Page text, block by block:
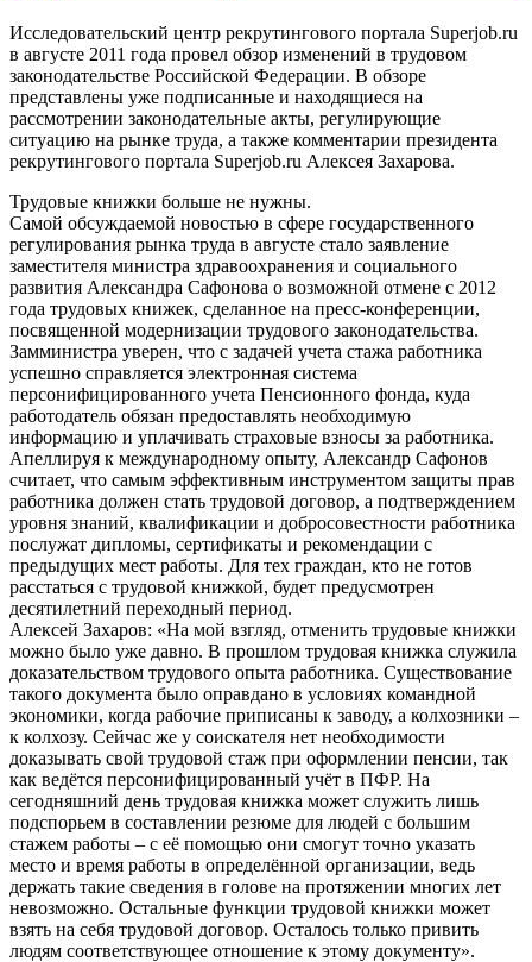
Исследовательский центр рекрутингового портала Superjob.ru
в августе 2011 года провел обзор изменений в трудовом
законодательстве Российской Федерации. В обзоре
представлены уже подписанные и находящиеся на
рассмотрении законодательные акты, регулирующие
ситуацию на рынке труда, а также комментарии президента
рекрутингового портала Superjob.ru Алексея Захарова.
Трудовые книжки больше не нужны.
Самой обсуждаемой новостью в сфере государственного
регулирования рынка труда в августе стало заявление
заместителя министра здравоохранения и социального
развития Александра Сафонова о возможной отмене с 2012
года трудовых книжек, сделанное на пресс-конференции,
посвященной модернизации трудового законодательства.
Замминистра уверен, что с задачей учета стажа работника
успешно справляется электронная система
персонифицированного учета Пенсионного фонда, куда
работодатель обязан предоставлять необходимую
информацию и уплачивать страховые взносы за работника.
Апеллируя к международному опыту, Александр Сафонов
считает, что самым эффективным инструментом защиты прав
работника должен стать трудовой договор, а подтверждением
уровня знаний, квалификации и добросовестности работника
послужат дипломы, сертификаты и рекомендации с
предыдущих мест работы. Для тех граждан, кто не готов
расстаться с трудовой книжкой, будет предусмотрен
десятилетний переходный период.
Алексей Захаров: «На мой взгляд, отменить трудовые книжки
можно было уже давно. В прошлом трудовая книжка служила
доказательством трудового опыта работника. Существование
такого документа было оправдано в условиях командной
экономики, когда рабочие приписаны к заводу, а колхозники –
к колхозу. Сейчас же у соискателя нет необходимости
доказывать свой трудовой стаж при оформлении пенсии, так
как ведётся персонифицированный учёт в ПФР. На
сегодняшний день трудовая книжка может служить лишь
подспорьем в составлении резюме для людей с большим
стажем работы – с её помощью они смогут точно указать
место и время работы в определённой организации, ведь
держать такие сведения в голове на протяжении многих лет
невозможно. Остальные функции трудовой книжки может
взять на себя трудовой договор. Осталось только привить
людям соответствующее отношение к этому документу».